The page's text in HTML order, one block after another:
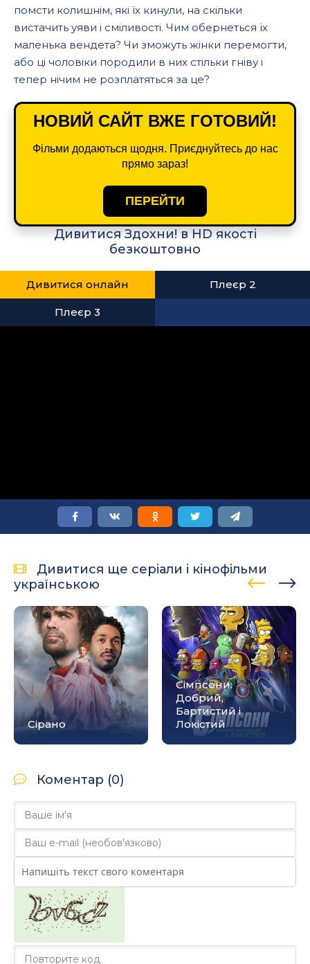
помсти колишнім, які їх кинули, на скільки
вистачить уяви і сміливості. Чим обернеться їх
маленька вендета? Чи зможуть жінки перемогти,
або ці чоловіки породили в них стільки гніву і
тепер нічим не розплатяться за це?
НОВИЙ САЙТ ВЖЕ ГОТОВИЙ!
Фільми додаються щодня. Приєднуйтесь до нас
прямо зараз!
ПЕРЕЙТИ
Дивитися Здохни! в HD якості
безкоштовно
Дивитися онлайн Плеєр 2
Плеєр 3
Дивитися ще серіали і кінофільми
українською
Сірано
Сімпсони:
Добрий,
Бартистий і
Локістий
Коментар (0)